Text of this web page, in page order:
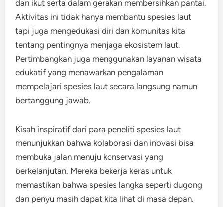
dan ikut serta dalam gerakan membersihkan pantai.
Aktivitas ini tidak hanya membantu spesies laut
tapi juga mengedukasi diri dan komunitas kita
tentang pentingnya menjaga ekosistem laut.
Pertimbangkan juga menggunakan layanan wisata
edukatif yang menawarkan pengalaman
mempelajari spesies laut secara langsung namun
bertanggung jawab.
Kisah inspiratif dari para peneliti spesies laut
menunjukkan bahwa kolaborasi dan inovasi bisa
membuka jalan menuju konservasi yang
berkelanjutan. Mereka bekerja keras untuk
memastikan bahwa spesies langka seperti dugong
dan penyu masih dapat kita lihat di masa depan.